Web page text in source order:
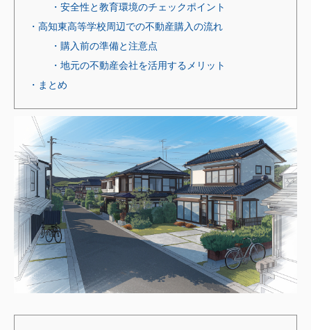
・安全性と教育環境のチェックポイント
・高知東高等学校周辺での不動産購入の流れ
・購入前の準備と注意点
・地元の不動産会社を活用するメリット
・まとめ